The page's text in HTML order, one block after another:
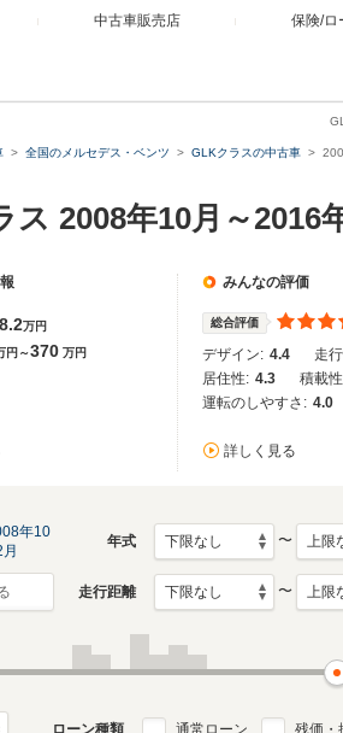
中古車販売店 保険/ロ
全国のメルセデス・ベンツ GLKクラスの中古車
2008年10月～2016
万円
円～370 万円
みんなの評価
総合評価
デザイン: 4.4 走
居住性: 4.3 積載
運転のしやすさ: 4.0
詳しく見る
年10
年式 〜
走行距離 〜
ローン種類 通常ローン 残価・